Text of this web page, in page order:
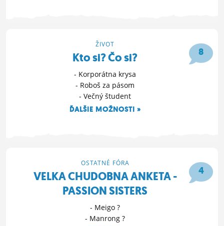
8
ŽIVOT
Kto si? Čo si?
- Korporátna krysa
- Roboš za pásom
- Večný študent
ĎALŠIE MOŽNOSTI »
4
OSTATNÉ FÓRA
VELKA CHUDOBNA ANKETA -
PASSION SISTERS
- Meigo ?
- Manrong ?